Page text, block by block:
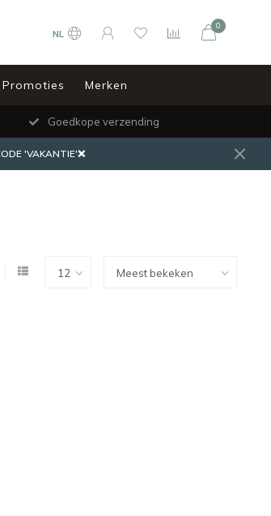
NL
0
Promoties Merken
Goedkope verzending
'VAKANTIE'❌